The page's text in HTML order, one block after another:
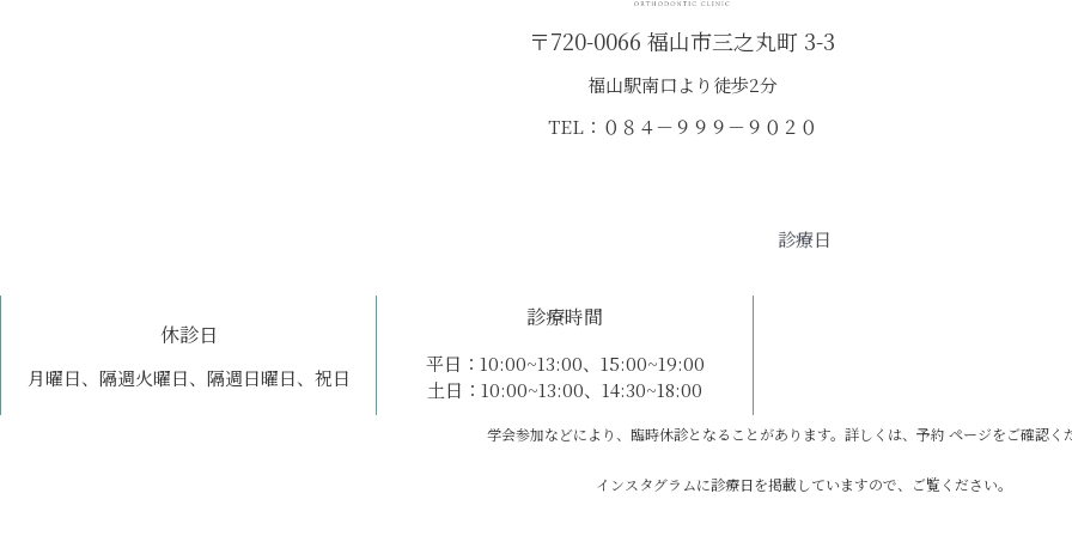
〒720-0066 福山市三之丸町 3-3
福山駅南口より徒歩2分
TEL：０８４－９９９－９０２０
診療日
休診日
月曜日、隔週火曜日、隔週日曜日、祝日
診療時間
平日：10:00~13:00、15:00~19:00
土日：10:00~13:00、14:30~18:00
学会参加などにより、臨時休診となることがあります。詳しくは、予約 ページをご確認く
インスタグラムに診療日を掲載していますので、ご覧ください。